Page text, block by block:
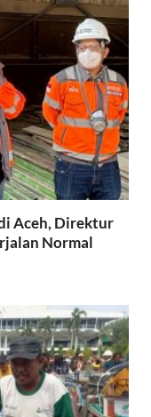
Aceh, Direktur
Normal